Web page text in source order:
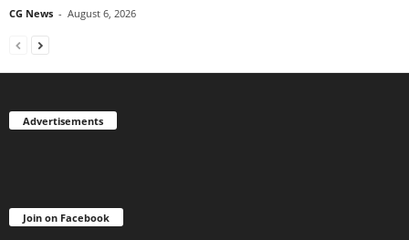
CG News - August 6, 2026
Advertisements
Join on Facebook